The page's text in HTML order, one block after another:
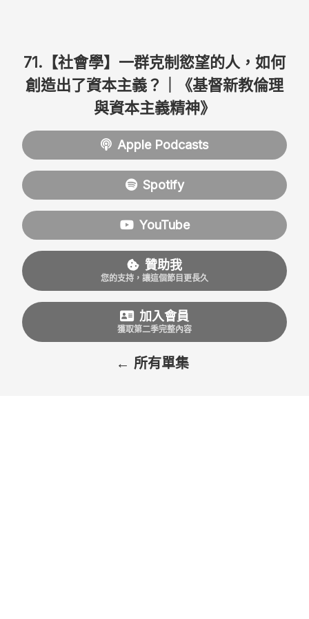
71.【社會學】一群克制慾望的人，如何
創造出了資本主義？｜《基督新教倫理
與資本主義精神》
Apple Podcasts
Spotify
YouTube
贊助我
您的支持，讓這個節目更長久
加入會員
獲取第二季完整內容
← 所有單集